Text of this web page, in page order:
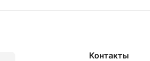
Контакты